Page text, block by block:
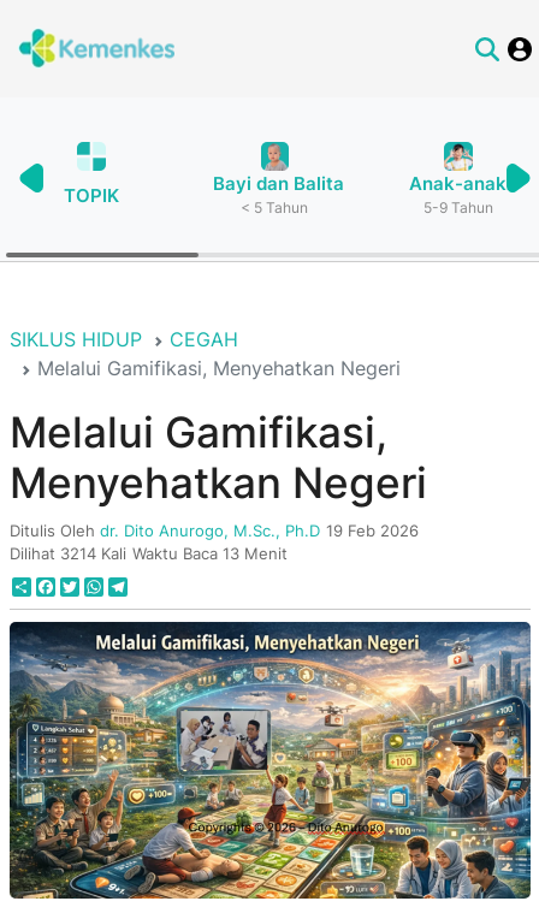
TOPIK
Bayi dan Balita
< 5 Tahun
Anak-anak
5-9 Tahun
SIKLUS HIDUP
CEGAH
Melalui Gamifikasi, Menyehatkan Negeri
Melalui Gamifikasi,
Menyehatkan Negeri
Ditulis Oleh dr. Dito Anurogo, M.Sc., Ph.D 19 Feb 2026
Dilihat 3214 Kali Waktu Baca 13 Menit
ShareFacebook
TwitterWhatsApp
Telegram